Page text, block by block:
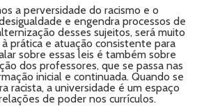
a perversidade do racismo e o
e engendra processos de
desses sujeitos, será muito
prática e atuação consistente para
sobre essas leis é também sobre
dos professores, que se passa nas
inicial e continuada. Quando se
racista, a universidade é um espaço
de poder nos currículos.